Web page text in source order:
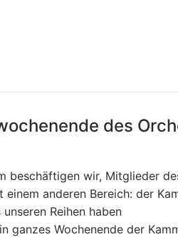
des
beschäftigen wir, Mitglieder
anderen Bereich: der
Reihen haben
ganzes Wochenende der